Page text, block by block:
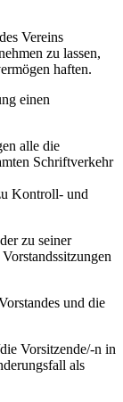
Vereins
zu lassen,
haften.
einen
alle die
Schriftverkehr
Kontroll- und
zu seiner
und die
Vorsitzende/-n in
als